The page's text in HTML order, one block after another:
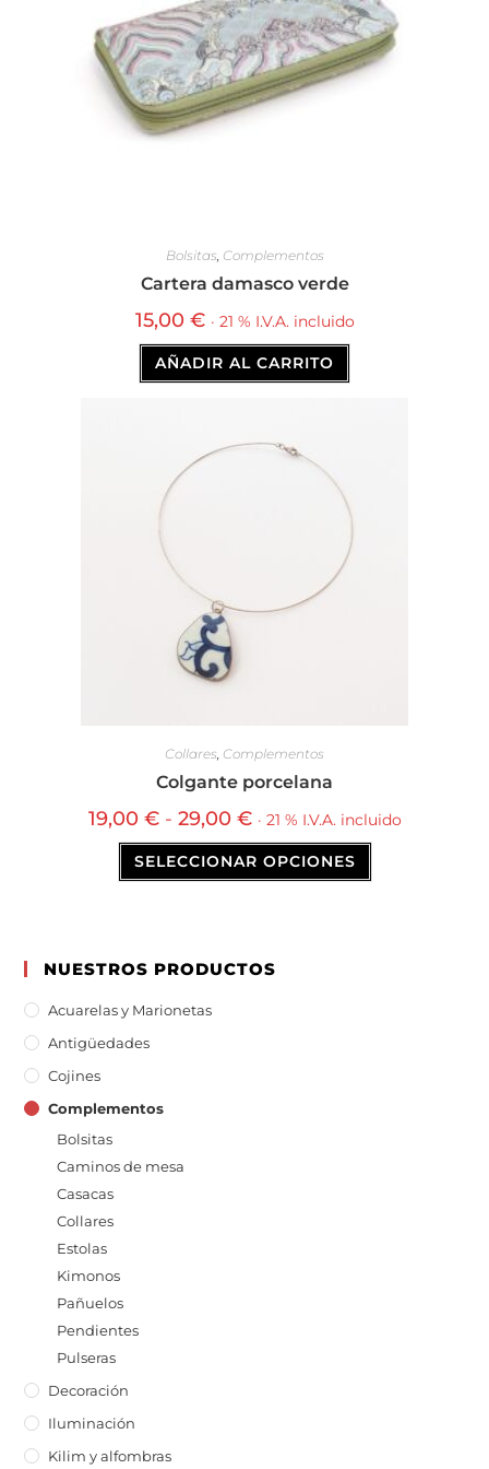
Bolsitas, Complementos
Cartera damasco verde
15,00 € · 21 % I.V.A. incluido
AÑADIR AL CARRITO
Collares Complementos
Colgante porcelana
19,00 € - 29,00 € · 21 % I.V.A. incluido
SELECCIONAR OPCIONES
NUESTROS PRODUCTOS
Acuarelas y Marionetas
Antigüedades
Cojines
Complementos
Bolsitas
Caminos de mesa
Casacas
Collares
Estolas
Kimonos
Pañuelos
Pendientes
Pulseras
Decoración
Iluminación
Kilim y alfombras